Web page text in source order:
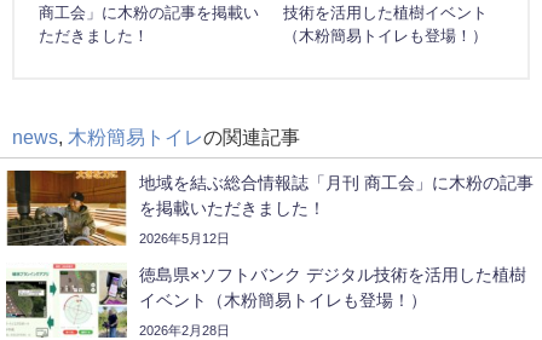
商工会」に木粉の記事を掲載い
ただきました！
技術を活用した植樹イベント
（木粉簡易トイレも登場！）
news, 木粉簡易トイレの関連記事
地域を結ぶ総合情報誌「月刊 商工会」に木粉の記事
を掲載いただきました！
2026年5月12日
徳島県×ソフトバンク デジタル技術を活用した植樹
イベント（木粉簡易トイレも登場！）
2026年2月28日